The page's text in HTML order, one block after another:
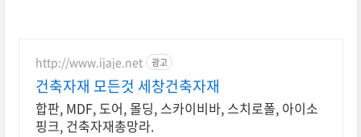
http://www.ijaje.net 광고
건축자재 모든것 세창건축자재
합판, MDF, 도어, 몰딩, 스카이비바, 스치로폴, 아이소
핑크, 건축자재총망라.